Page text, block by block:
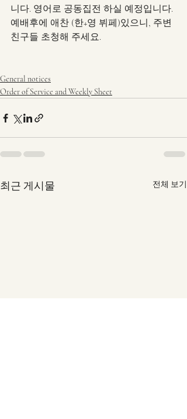
니다. 영어로 공동집전 하실 예정입니다.
예배후에 애찬 (한+영 뷔페)있으니, 주변
친구들 초청해 주세요.
General notices
Order of Service and Weekly Sheet
최근 게시물 전체 보기